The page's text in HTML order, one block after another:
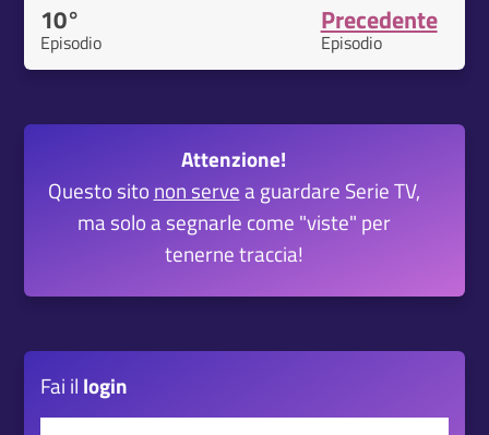
10°
Episodio
Precedente
Episodio
Attenzione!
Questo sito non servea guardare Serie TV,
ma solo a segnarle come "viste" per
tenerne traccia!
Fai il login